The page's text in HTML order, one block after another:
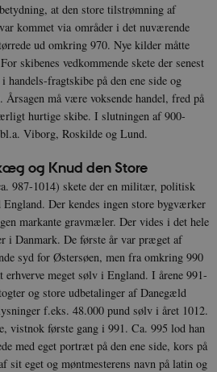
at den store tilstrømning af
kommet via områder i det nuværende
ud omkring 970. Nye kilder måtte
skibenes vedkommende skete der senest
handels-fragtskibe på den ene side og
Årsagen må være voksende handel, fred på
hurtige skibe. I slutningen af 900-
Viborg, Roskilde og Lund.
og Knud den Store
987-1014) skete der en militær, politisk
Der kendes ingen store bygværker
markante gravmæler. Der vides i det hele
i Danmark. De første år var præget af
syd for Østersøen, men fra omkring 990
meget sølv i England. I årene 991-
og store udbetalinger af Danegæld
f.eks. 48.000 pund sølv i året 1012.
vistnok første gang i 991. Ca. 995 lod han
med eget portræt på den ene side, kors på
sit eget og møntmesterens navn på latin og